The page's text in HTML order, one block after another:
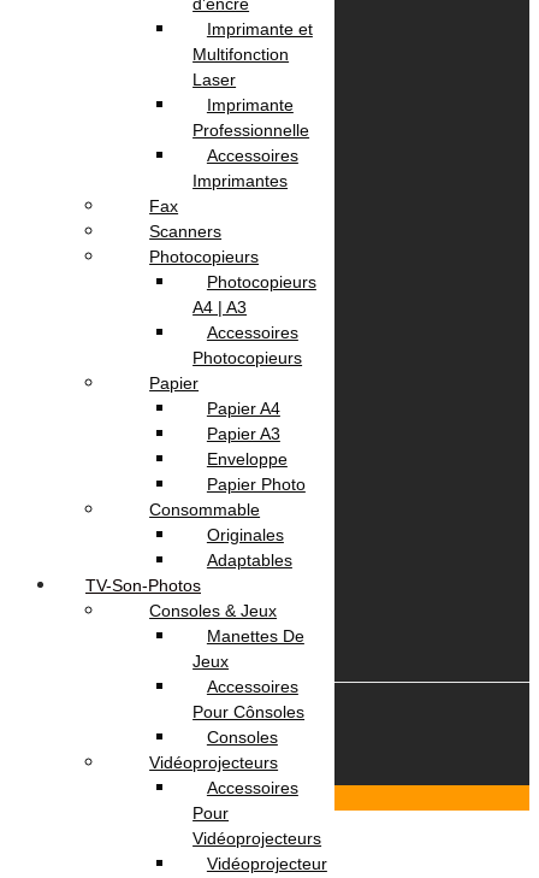
Informations
Contactez Nous
politique de confidentialité
Nos Services
Service Client
Paiement
Votre Compte
Suivi commande
© 2026 OmegaNet.tn
Imprimante et
Multifonction
Laser
Imprimante
Professionnelle
Accessoires
Imprimantes
Fax
Scanners
Photocopieurs
Photocopieurs
A4 | A3
Accessoires
Photocopieurs
Papier
Papier A4
Papier A3
Enveloppe
Papier Photo
Consommable
Originales
Adaptables
TV-Son-Photos
Consoles & Jeux
Manettes De
Jeux
Accessoires
Pour Cônsoles
Consoles
Vidéoprojecteurs
Accessoires
Pour
Vidéoprojecteurs
Vidéoprojecteur